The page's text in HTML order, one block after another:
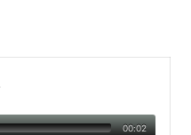
00:02